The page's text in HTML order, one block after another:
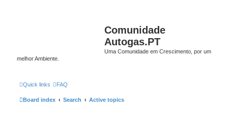
Comunidade
Autogas.PT
Uma Comunidade em Crescimento, por um
melhor Ambiente.
Quick links FAQ
Board index Search Active topics